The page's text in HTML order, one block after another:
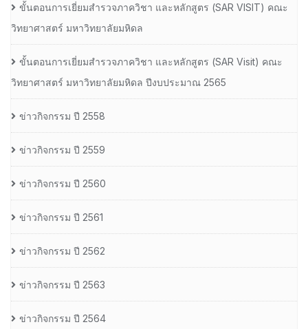
ขั้นตอนการเยี่ยมสำรวจภาควิชา และหลักสูตร (SAR VISIT) คณะ
วิทยาศาสตร์ มหาวิทยาลัยมหิดล
ขั้นตอนการเยี่ยมสำรวจภาควิชา และหลักสูตร (SAR Visit) คณะ
วิทยาศาสตร์ มหาวิทยาลัยมหิดล ปีงบประมาณ 2565
ข่าวกิจกรรม ปี 2558
ข่าวกิจกรรม ปี 2559
ข่าวกิจกรรม ปี 2560
ข่าวกิจกรรม ปี 2561
ข่าวกิจกรรม ปี 2562
ข่าวกิจกรรม ปี 2563
ข่าวกิจกรรม ปี 2564